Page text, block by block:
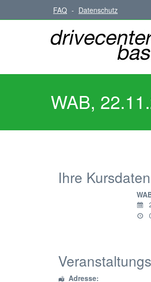
FAQ - Datenschutz
WAB,
Ihre
Adresse: